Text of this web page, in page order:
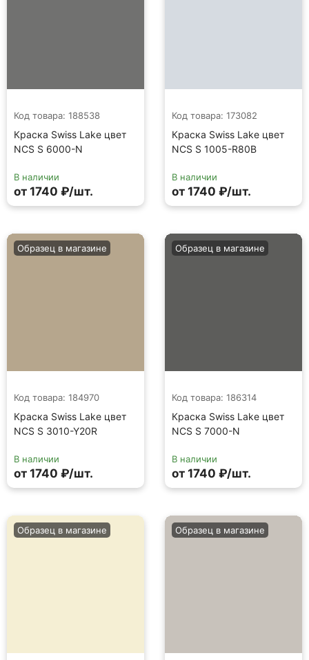
Код товара: 188538
Краска Swiss Lake цвет
NCS S 6000-N
В наличии
от 1740 ₽/шт.
Код товара: 173082
Краска Swiss Lake цвет
NCS S 1005-R80B
В наличии
от 1740 ₽/шт.
Код товара: 184970
Краска Swiss Lake цвет
NCS S 3010-Y20R
Образец в магазине
В наличии
от 1740 ₽/шт.
Код товара: 186314
Краска Swiss Lake цвет
NCS S 7000-N
Образец в магазине
В наличии
от 1740 ₽/шт.
Образец в магазине Образец в магазине